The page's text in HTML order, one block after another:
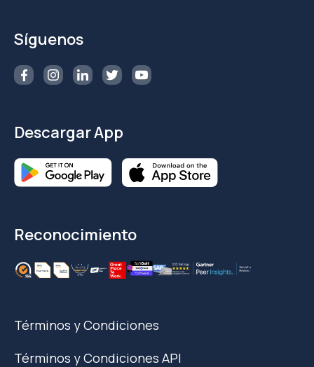
Síguenos
Descargar App
Reconocimiento
Términos y Condiciones
Términos y Condiciones API